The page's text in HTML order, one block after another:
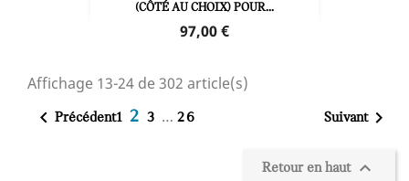
(CÔTÉ AU CHOIX) POUR...
Prix
97,00 €
Affichage 13-24 de 302 article(s)
 Précédent1 2 3 … 26 Suivant
Retour en haut 